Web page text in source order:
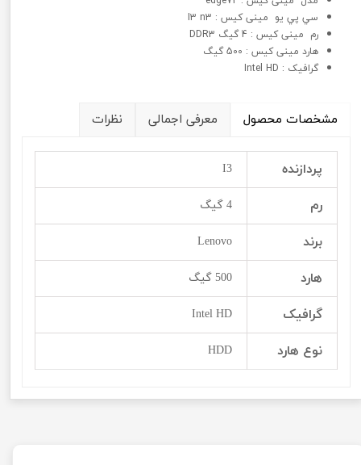
سي پي يو مینی کیس : I3 n3
رم مینی کیس : 4 گیگ DDR3
هارد مینی کیس : 500 گیگ
گرافيک : Intel HD
مشخصات محصول معرفی اجمالی نظرات
پردازنده I3
رم 4 گیگ
برند Lenovo
هارد 500 گیگ
گرافيک Intel HD
نوع هارد HDD